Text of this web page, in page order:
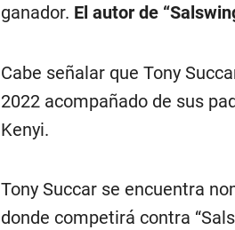
ganador. El autor de
Cabe señalar que Tony
2022 acompañado de sus
Kenyi.
Tony Succar se encuentra
donde competirá contra